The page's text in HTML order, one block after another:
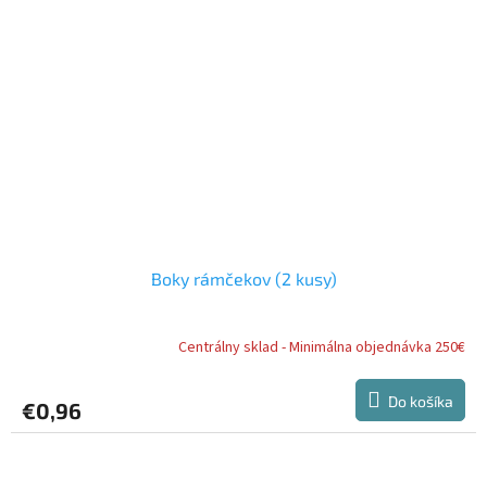
Boky rámčekov (2 kusy)
Centrálny sklad - Minimálna objednávka 250€
€0,96 Do košíka